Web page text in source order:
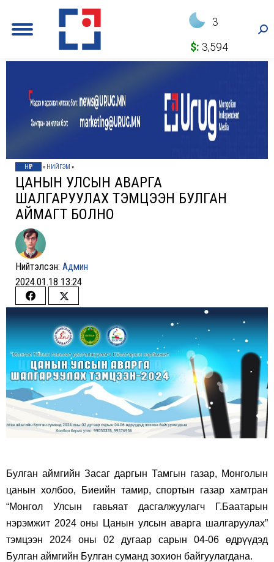
3
$: 3,594
НҮҮР » НИЙГЭМ »
ЦАНЫН УЛСЫН АВАРГА
ШАЛГАРУУЛАХ ТЭМЦЭЭН БУЛГАН
АЙМАГТ БОЛНО
Нийтэлсэн: Админ
2024.01.18 13:24
Share
on
Facebook
Share
on
Twitter
Булган аймгийн Засаг даргын Тамгын газар, Монголын
цанын холбоо, Биеийн тамир, спортын газар хамтран
“Монгол Улсын гавьяат дасгалжуулагч Г.Баатарын
нэрэмжит 2024 оны Цанын улсын аварга шалгаруулах”
тэмцээн 2024 оны 02 дугаар сарын 04-06 өдрүүдэд
Булган аймгийн Булган суманд зохион байгуулагдана.